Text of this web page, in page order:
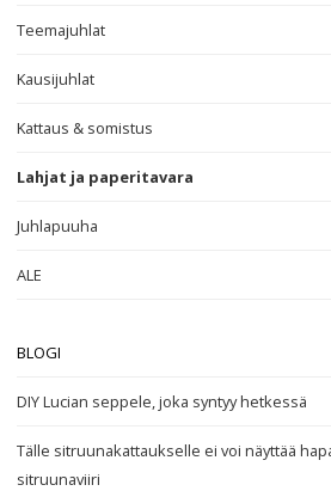
Teemajuhlat
Kausijuhlat
Kattaus & somistus
Lahjat ja paperitavara
Juhlapuuha
ALE
BLOGI
DIY Lucian seppele, joka syntyy hetkessä
Tälle sitruunakattaukselle ei voi näyttää
sitruunaviiri